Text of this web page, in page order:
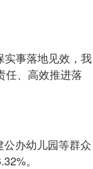
实事落地见效，我
任、高效推进落
办幼儿园等群众
。